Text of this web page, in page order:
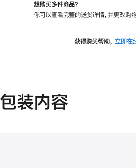
可
斜
想购买多件商品？
你可以查看完整的送货详情，并更改购
获得购买帮助， 立即在
包装内容